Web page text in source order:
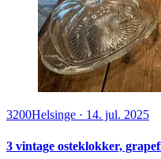
3200Helsinge · 14. jul. 2025
3 vintage osteklokker,